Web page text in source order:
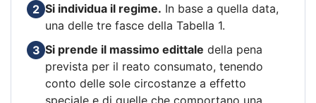
2 Si individua il regime. In base a quella data,
una delle tre fasce della Tabella 1.
3 Si prende il massimo edittale della pena
prevista per il reato consumato, tenendo
conto delle sole circostanze a effetto
speciale e di quelle che comportano una